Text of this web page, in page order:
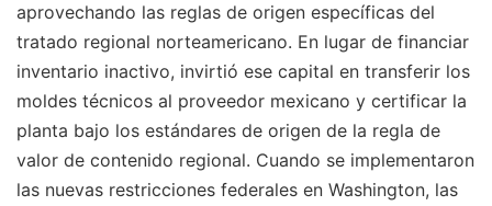
aprovechando las reglas de origen específicas del
tratado regional norteamericano. En lugar de financiar
inventario inactivo, invirtió ese capital en transferir los
moldes técnicos al proveedor mexicano y certificar la
planta bajo los estándares de origen de la regla de
valor de contenido regional. Cuando se implementaron
las nuevas restricciones federales en Washington, las